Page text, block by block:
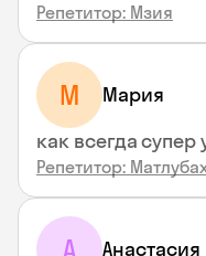
Репетитор: Мзия
М Мария
как всегда
Репетитор:
А Анастасия